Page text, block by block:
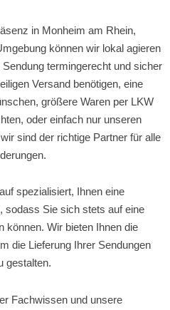
in Monheim am Rhein,
können wir lokal agieren
termingerecht und sicher
Versand benötigen, eine
größere Waren per LKW
oder einfach nur unseren
sind der richtige Partner für alle
spezialisiert, Ihnen eine
sodass Sie sich stets auf eine
können. Wir bieten Ihnen die
die Lieferung Ihrer Sendungen
gestalten.
Fachwissen und unsere